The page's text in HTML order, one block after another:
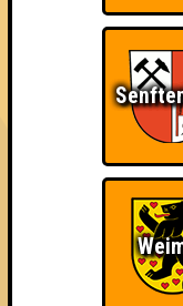
verlieren, trotzdem
Errungenschaften für